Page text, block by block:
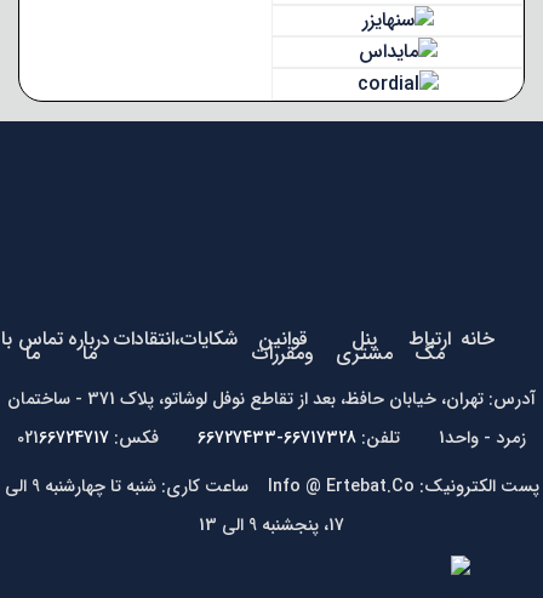
خانه ارتباط
مگ پنل
مشتری قوانین
ومقررات شکایات،انتقاداتدرباره
ما تماس با
ما
آدرس: تهران، خیابان حافظ، بعد از تقاطع نوفل لوشاتو، پلاک 371 - ساختمان
زمرد - واحد1 تلفن:
66717328-66727433 فکس: 021 66724717
پست الکترونیک: Info @ Ertebat.Co ساعت کاری: شنبه تا چهارشنبه 9 الی
17، پنجشنبه 9 الی 13